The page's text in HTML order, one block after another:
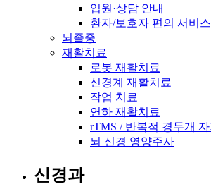
입원·상담 안내
환자/보호자 편의 서비스
뇌졸중
재활치료
로봇 재활치료
신경계 재활치료
작업 치료
연하 재활치료
rTMS / 반복적 경두개
뇌 신경 영양주사
신경과